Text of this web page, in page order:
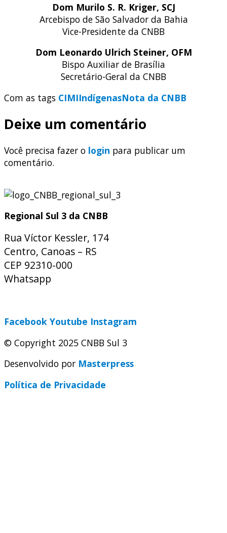
Dom Murilo S. R. Kriger, SCJ
Arcebispo de São Salvador da Bahia
Vice-Presidente da CNBB
Dom Leonardo Ulrich Steiner, OFM
Bispo Auxiliar de Brasília
Secretário-Geral da CNBB
Com as tags CIMIIndígenasNota da CNBB
Deixe um comentário
Você precisa fazer o login para publicar um
comentário.
Regional Sul 3 da CNBB
Rua Víctor Kessler, 174
Centro, Canoas – RS
CEP 92310-000
Whatsapp
Facebook Youtube Instagram
© Copyright 2025 CNBB Sul 3
Desenvolvido por Masterpress
Política de Privacidade